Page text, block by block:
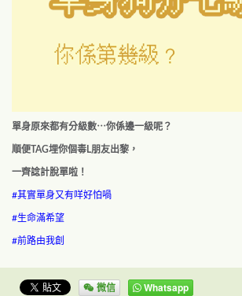
單身原來都有分級數⋯你係邊一級呢？
順便TAG埋你個毒L朋友出黎，
一齊諗計脫單啦！
#其實單身又有咩好怕喎
#生命滿希望
#前路由我創
微信 Whatsapp